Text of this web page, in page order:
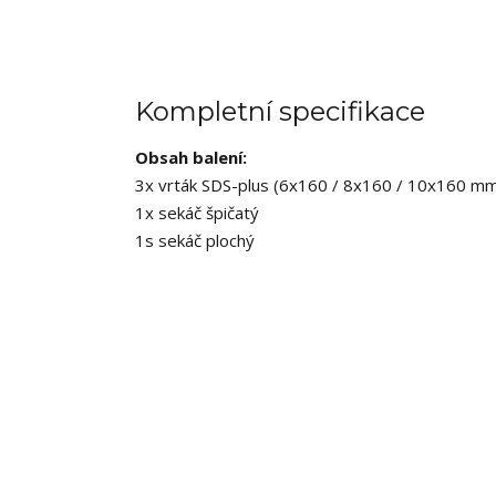
Kompletní specifikace
Obsah balení:
3x vrták SDS-plus (6x160 / 8x160 / 10x160
1x sekáč špičatý
1s sekáč plochý